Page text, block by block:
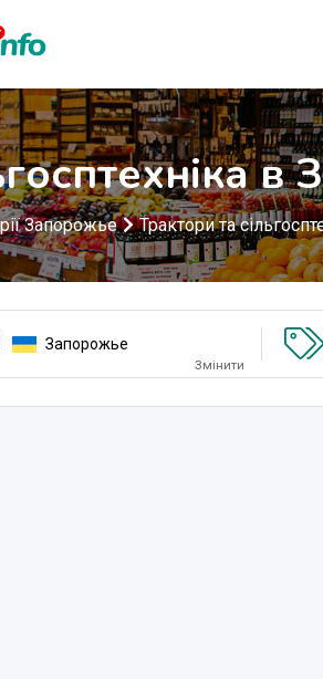
в
Запорожье Трактори та
Запорожье
Змінити